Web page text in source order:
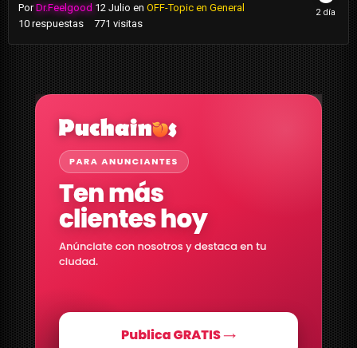
PorDr.Feelgood 12 Julio en OFF-Topic en General
10 respuestas 771 visitas